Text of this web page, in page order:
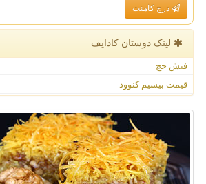
درج کامنت
لینک دوستان كادایف
فیش حج
قیمت بیسیم کنوود